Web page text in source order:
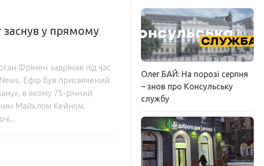
заснув у прямому
Фрімен задрімав під час
Ефір був присвячений
в якому 75-річний
Майклом Кейном.
Олег БАЙ: На порозі серпня
– знов про Консульську
службу